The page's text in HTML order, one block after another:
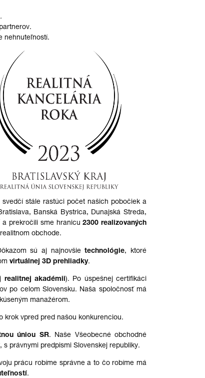
nehnuteľností.
stále rastúci počet našich pobočiek a
, Banská Bystrica, Dunajská Streda,
a prekročili sme hranicu2300 realizovaných
obchode.
sú aj najnovšietechnológie, ktoré
virtuálnej 3D prehliadky.
realitnej akadémii). Po úspešnej certifikáci
po celom Slovensku. Naša spoločnosť má
manažérom.
krok vpred pred našou konkurenciou.
úniou SR. Naše Všeobecné obchodné
právnymi predpismi Slovenskej republiky.
prácu robíme správne a to čo robíme má
.